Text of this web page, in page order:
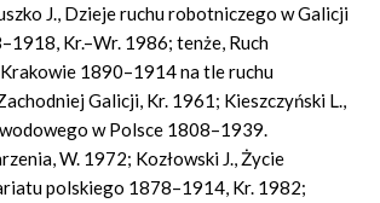
J., Dzieje ruchu robotniczego w Galicji
Kr.–Wr. 1986; tenże, Ruch
1890–1914 na tle ruchu
Galicji, Kr. 1961; Kieszczyński L.,
w Polsce 1808–1939.
W. 1972; Kozłowski J., Życie
polskiego 1878–1914, Kr. 1982;